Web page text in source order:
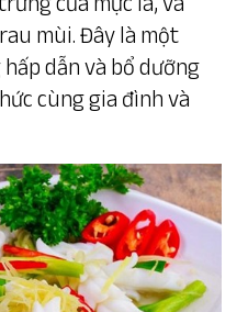
mùi. Đây là một
dẫn và bổ dưỡng
cùng gia đình và